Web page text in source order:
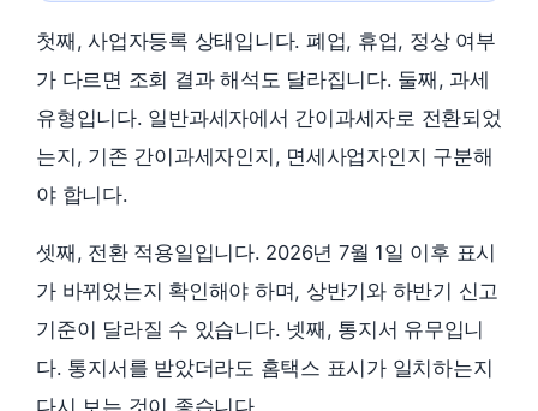
첫째, 사업자등록 상태입니다. 폐업, 휴업, 정상 여부
가 다르면 조회 결과 해석도 달라집니다. 둘째, 과세
유형입니다. 일반과세자에서 간이과세자로 전환되었
는지, 기존 간이과세자인지, 면세사업자인지 구분해
야 합니다.
셋째, 전환 적용일입니다. 2026년 7월 1일 이후 표시
가 바뀌었는지 확인해야 하며, 상반기와 하반기 신고
기준이 달라질 수 있습니다. 넷째, 통지서 유무입니
다. 통지서를 받았더라도 홈택스 표시가 일치하는지
다시 보는 것이 좋습니다.